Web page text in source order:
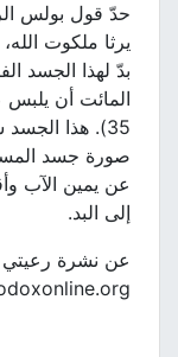
حدّ قول بولس
يرثا ملكوت
بدّ لهذا الجسد
35). هذا الجسد
صورة جسد
عن يمين الآب
إلى البد.
عن نشرة رعيتي 1996 + 2003 بتصرّف